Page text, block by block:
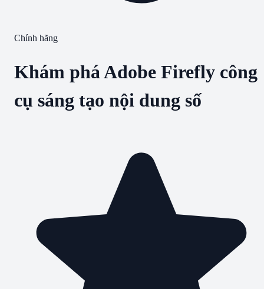
Chính hãng
Khám phá Adobe Firefly công
cụ sáng tạo nội dung số